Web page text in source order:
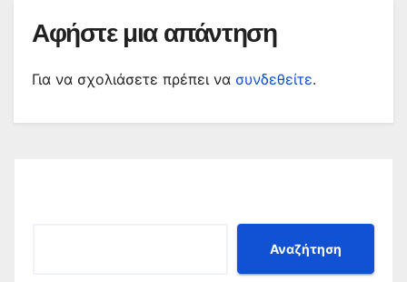
Αφήστε μια απάντηση
Για να σχολιάσετε πρέπει να συνδεθείτε.
Αναζήτηση